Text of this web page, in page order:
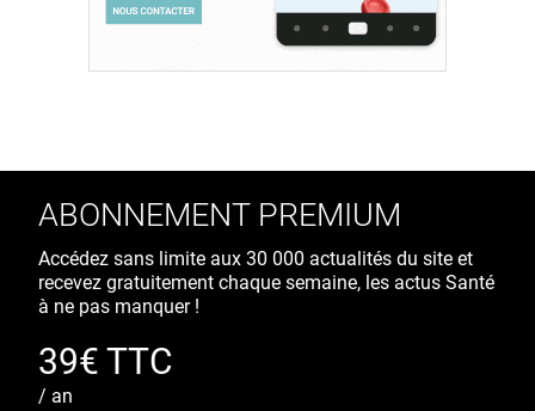
ABONNEMENT PREMIUM
Accédez sans limite aux 30 000 actualités du site et
recevez gratuitement chaque semaine, les actus Santé
à ne pas manquer !
39€ TTC
/ an